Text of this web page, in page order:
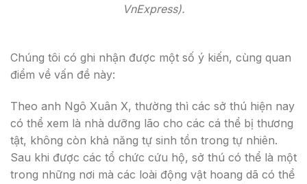
VnExpress).
Chúng tôi có ghi nhận được một số ý kiến, cùng quan
điểm về vấn đề này:
Theo anh Ngô Xuân X, thường thì các sở thú hiện nay
có thể xem là nhà dưỡng lão cho các cá thể bị thương
tật, không còn khả năng tự sinh tồn trong tự nhiên.
Sau khi được các tổ chức cứu hộ, sở thú có thể là một
trong những nơi mà các loài động vật hoang dã có thể